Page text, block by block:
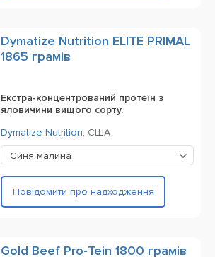
Dymatize Nutrition ELITE PRIMAL
1865 грамів
Екстра-концентрований протеїн з
яловичини вищого сорту.
Dymatize Nutrition, США
Синя малина
Повідомити про надходження
Gold Beef Pro-Tein 1800 грамів